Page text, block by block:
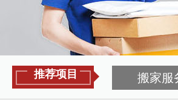
推荐项目 搬家服